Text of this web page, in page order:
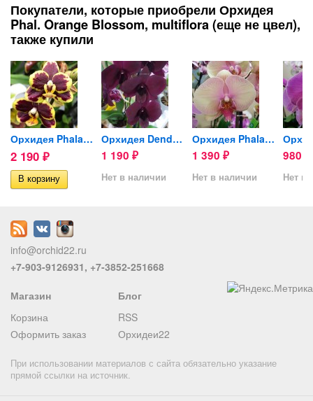
Покупатели, которые приобрели Орхидея
Phal. Orange Blossom, multiflora (еще не цвел),
также купили
Орхидея Phalaenopsis...
2 190 ₽
Орхидея Dendrobium Thailand...
1 190 ₽
Нет в наличии
Орхидея Phalaenopsis...
1 390 ₽
Нет в наличии
980
Нет в
info@orchid22.ru
+7-903-9126931, +7-3852-251668
Магазин
Корзина
Оформить заказ
Блог
RSS
Орхидеи22
При использовании материалов с сайта обязательно указание
прямой ссылки на источник.